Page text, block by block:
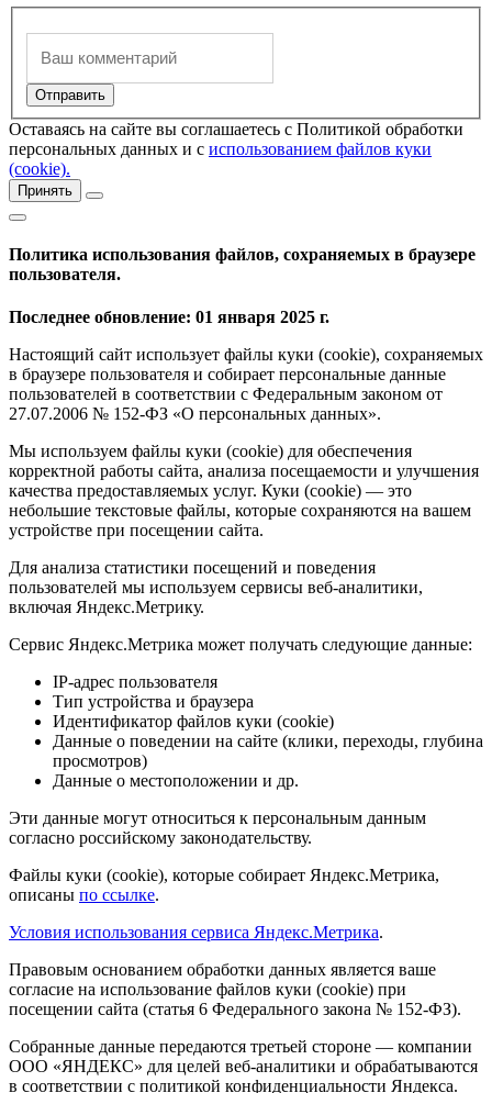
Оставаясь на сайте вы соглашаетесь с Политикой обработки
персональных данных и с использованием файлов куки
(cookie).
Принять
Политика использования файлов, сохраняемых в браузере
пользователя.
Последнее обновление: 01 января 2025 г.
Настоящий сайт использует файлы куки (cookie), сохраняемых
в браузере пользователя и собирает персональные данные
пользователей в соответствии с Федеральным законом от
27.07.2006 № 152-ФЗ «О персональных данных».
Мы используем файлы куки (cookie) для обеспечения
корректной работы сайта, анализа посещаемости и улучшения
качества предоставляемых услуг. Куки (cookie) — это
небольшие текстовые файлы, которые сохраняются на вашем
устройстве при посещении сайта.
Для анализа статистики посещений и поведения
пользователей мы используем сервисы веб-аналитики,
включая Яндекс.Метрику.
Сервис Яндекс.Метрика может получать следующие данные:
IP-адрес пользователя
Тип устройства и браузера
Идентификатор файлов куки (cookie)
Данные о поведении на сайте (клики, переходы, глубина
просмотров)
Данные о местоположении и др.
Эти данные могут относиться к персональным данным
согласно российскому законодательству.
Файлы куки (cookie), которые собирает Яндекс.Метрика,
описаны по ссылке.
Условия использования сервиса Яндекс.Метрика.
Правовым основанием обработки данных является ваше
согласие на использование файлов куки (cookie) при
посещении сайта (статья 6 Федерального закона № 152-ФЗ).
Собранные данные передаются третьей стороне — компании
ООО «ЯНДЕКС» для целей веб-аналитики и обрабатываются
в соответствии с политикой конфиденциальности Яндекса.